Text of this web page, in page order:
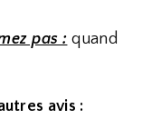
pas : quand
avis :